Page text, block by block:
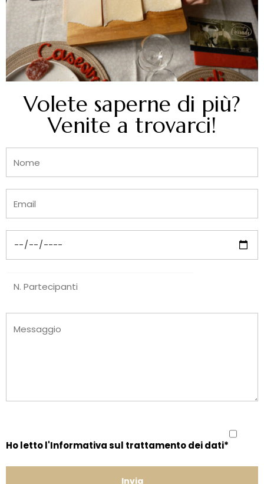
Volete saperne di più?
Venite a trovarci!
Ho letto l'Informativa sul trattamento dei dati*